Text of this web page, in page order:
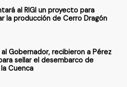
al RIGI un proyecto para
la producción de Cerro Dragón
Gobernador, recibieron a Pérez
sellar el desembarco de
Cuenca